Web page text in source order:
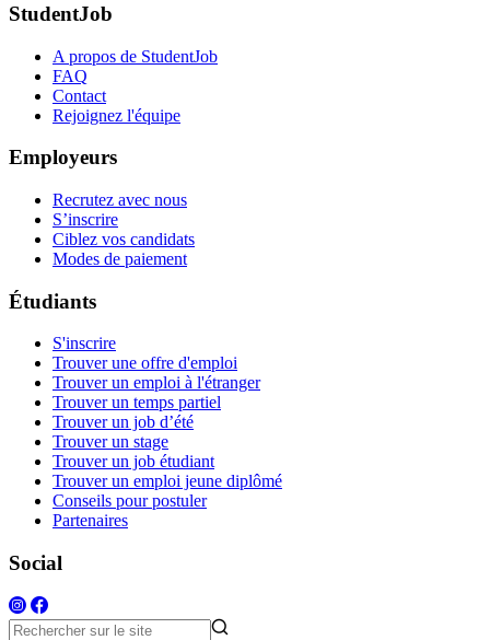
StudentJob
A propos de StudentJob
FAQ
Contact
Rejoignez l'équipe
Employeurs
Recrutez avec nous
S’inscrire
Ciblez vos candidats
Modes de paiement
Étudiants
S'inscrire
Trouver une offre d'emploi
Trouver un emploi à l'étranger
Trouver un temps partiel
Trouver un job d’été
Trouver un stage
Trouver un job étudiant
Trouver un emploi jeune diplômé
Conseils pour postuler
Partenaires
Social